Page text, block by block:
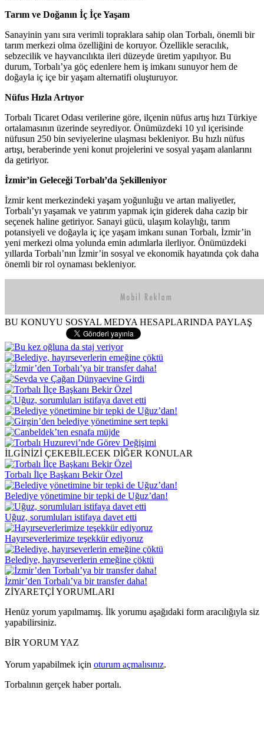
Tarım ve Doğanın İç İçe Yaşam
Sanayinin yanı sıra verimli topraklara sahip olan Torbalı, önemli bir
tarım merkezi olma özelliğini de koruyor. Özellikle seracılık,
sebzecilik ve hayvancılıkta ileri düzeyde üretim yapılıyor. Bu
durum, Torbalı’ya göç edenlere hem iş imkanı sunuyor hem de
doğayla iç içe bir yaşam alternatifi oluşturuyor.
Nüfus Hızla Artıyor
Torbalı Ticaret Odası verilerine göre, ilçenin nüfus artış hızı Türkiye
ortalamasının üzerinde seyrediyor. Önümüzdeki 10 yıl içerisinde
nüfusun 250 bin seviyelerine ulaşması bekleniyor. Bu hızlı nüfus
artışı, beraberinde yeni konut projelerini ve sosyal yaşam alanlarını
da getiriyor.
İzmir’in Geleceği Torbalı’da Şekilleniyor
İzmir kent merkezindeki yaşam yoğunluğu ve artan maliyetler,
Torbalı’yı yaşamak ve yatırım yapmak için giderek daha cazip bir
seçenek haline getiriyor. Sanayi gücü, ulaşım kolaylığı, tarım
potansiyeli ve doğayla iç içe yaşam imkanı sunan Torbalı, İzmir’in
yeni merkezi olma yolunda emin adımlarla ilerliyor. Önümüzdeki
yıllarda Torbalı’nın İzmir’in sosyal ve ekonomik hayatında çok daha
önemli bir rol oynaması bekleniyor.
BU KONUYU SOSYAL MEDYA HESAPLARINDA PAYLAŞ
İLGİNİZİ ÇEKEBİLECEK DİĞER KONULAR
Torbalı İlçe Başkanı Bekir Özel
Belediye yönetimine bir tepki de Uğuz’dan!
Uğuz, sorumluları istifaya davet etti
Hayırseverlerimize teşekkür ediyoruz
Belediye, hayırseverlerin emeğine çöktü
İzmir’den Torbalı’ya bir transfer daha!
ZİYARETÇİ YORUMLARI
Henüz yorum yapılmamış. İlk yorumu aşağıdaki form aracılığıyla siz
yapabilirsiniz.
BİR YORUM YAZ
Yorum yapabilmek için oturum açmalısınız.
Torbalının gerçek haber portalı.